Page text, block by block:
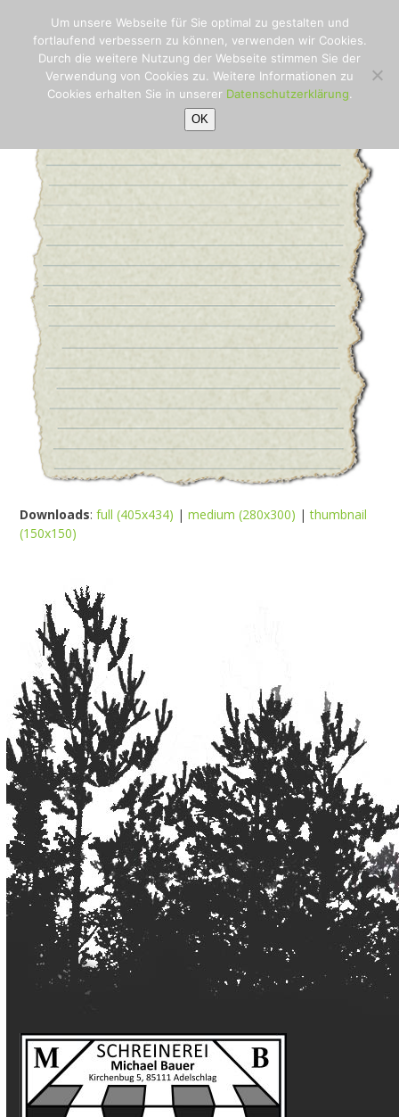
content
Open
mobile
menu
Close
mobile
menu
papier-kontakt
Startseite»Kontakt» papier-
kontakt
Downloads:full (405x434) |medium (280x300) |thumbnail
(150x150)
Um unsere Webseite für Sie optimal zu gestalten und
fortlaufend verbessern zu können, verwenden wir Cookies.
Durch die weitere Nutzung der Webseite stimmen Sie der
Verwendung von Cookies zu. Weitere Informationen zu
Cookies erhalten Sie in unserer Datenschutzerklärung
OK